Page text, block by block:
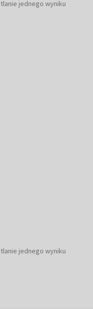
jednego wyniku
jednego wyniku